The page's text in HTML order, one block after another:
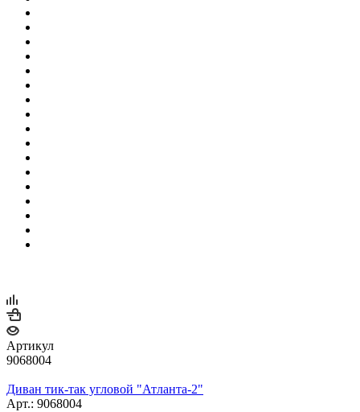
Артикул
9068004
Диван тик-так угловой "Атланта-2"
Арт.: 9068004